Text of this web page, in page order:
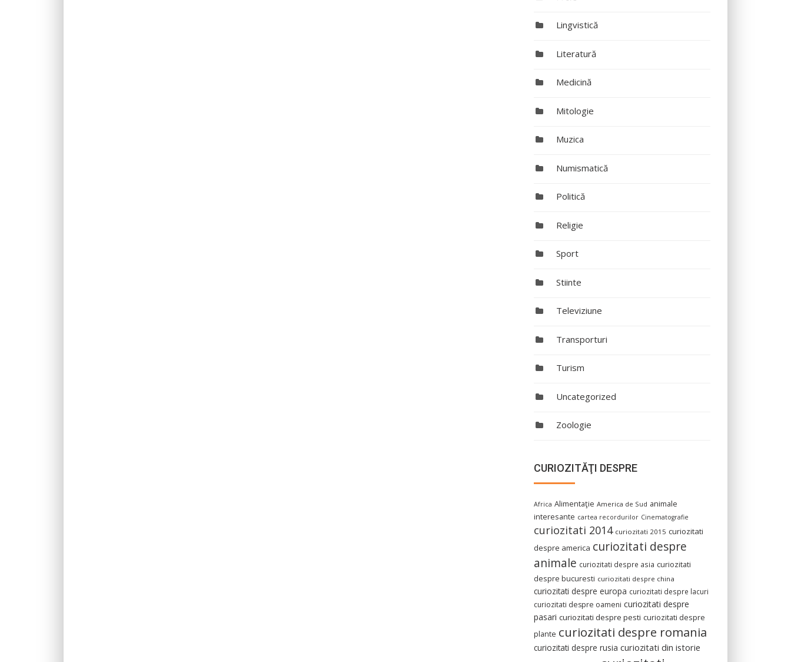
Lingvistică
Literatură
Medicină
Mitologie
Muzica
Numismatică
Politică
Religie
Sport
Stiinte
Televiziune
Transporturi
Turism
Uncategorized
Zoologie
CURIOZITĂŢI DESPRE
Africa Alimentaţie America de Sud animale
interesante cartea recordurilor Cinematografie
curiozitati 2014 curiozitati 2015 curiozitati
despre america curiozitati despre
animale curiozitati despre asia curiozitati
despre bucuresti curiozitati despre china
curiozitati despre europa curiozitati despre lacuri
curiozitati despre oameni curiozitati despre
pasari curiozitati despre pesti curiozitati despre
plante curiozitati despre romania
curiozitati despre rusia curiozitati din istorie